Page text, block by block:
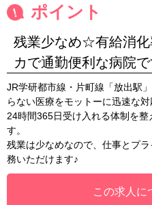
ポイント
残業少なめ☆有給消
カで通勤便利な病院で
JR学研都市線・片町線「放出駅
らない医療をモットーに迅速な
24時間365日受け入れる体制を
す。
残業は少なめなので、仕事とプ
務いただけます♪
この求人に